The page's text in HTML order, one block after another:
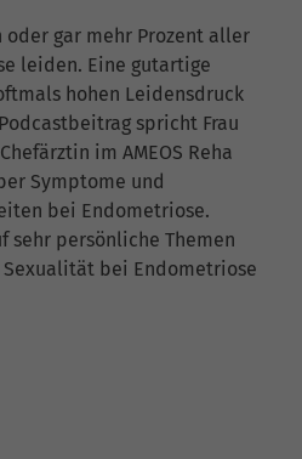
oder gar mehr Prozent aller
leiden. Eine gutartige
hohen Leidensdruck
spricht Frau
im AMEOS Reha
Symptome und
bei Endometriose.
sehr persönliche Themen
bei Endometriose